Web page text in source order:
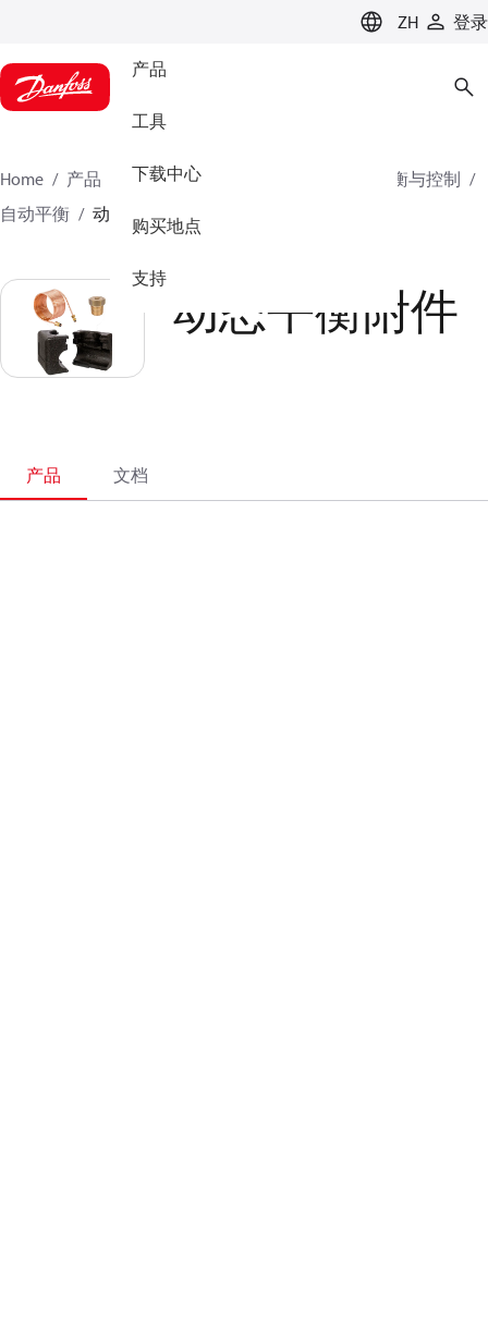
ZH 登录
产品
工具
下载中心
购买地点
支持
Home 产品 气候方案事业部供热业务
水力平衡与控制
自动平衡
动态平衡附件
动态平衡附件
产品 文档